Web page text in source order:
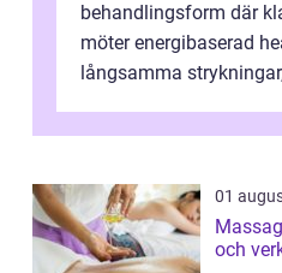
behandlingsform där
möter energibaserad
långsamma
nervsys...
01
Massage
och